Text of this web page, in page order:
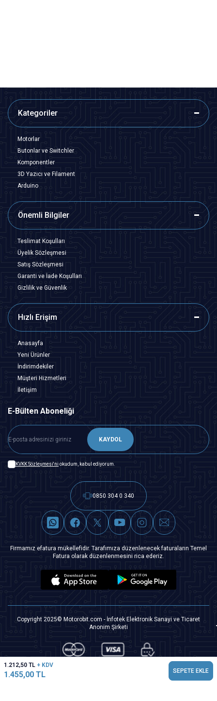
1.212,50 TL + KDV
1.455,00 TL SEPETE EKLE
Kategoriler
Motorlar
Butonlar ve Switchler
Komponentler
3D Yazıcı ve Filament
Arduino
Önemli Bilgiler
Teslimat Koşulları
Üyelik Sözleşmesi
Satış Sözleşmesi
Garanti ve İade Koşulları
Gizlilik ve Güvenlik
Hızlı Erişim
Anasayfa
Yeni Ürünler
İndirimdekiler
Müşteri Hizmetleri
İletişim
E-Bülten Aboneliği
KAYDOL
KVKK Sözleşmesi'ni okudum, kabul ediyorum.
0850 304 0 340
Firmamız efatura mükellefidir. Tarafımıza düzenlenecek faturaların Temel
Fatura olarak düzenlenmesini rica ederiz.
Copyright 2025© Motorobit.com - İnfotek Elektronik Sanayi ve Ticaret
Anonim Şirketi